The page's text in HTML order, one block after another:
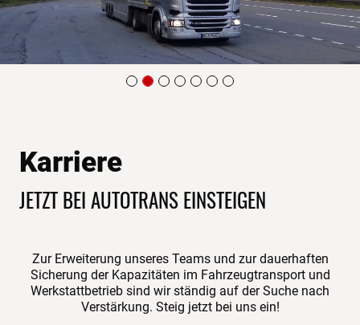
Karriere
JETZT BEI AUTOTRANS EINSTEIGEN
Zur Erweiterung unseres Teams und zur dauerhaften
Sicherung der Kapazitäten im Fahrzeugtransport und
Werkstattbetrieb sind wir ständig auf der Suche nach
Verstärkung. Steig jetzt bei uns ein!